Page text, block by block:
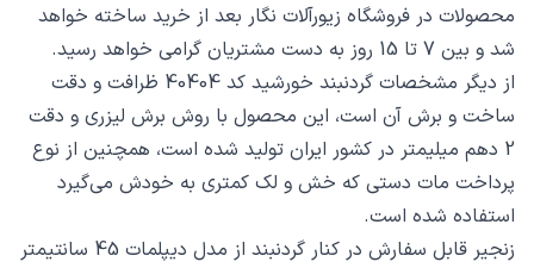
محصولات در فروشگاه زیورآلات نگار بعد از خرید ساخته خواهد
شد و بین 7 تا 15 روز به دست مشتریان گرامی خواهد رسید.
از دیگر مشخصات گردنبند خورشید کد 40404 ظرافت و دقت
ساخت و برش آن است، این محصول با روش برش لیزری و دقت
2 دهم میلیمتر در کشور ایران تولید شده است، همچنین از نوع
پرداخت مات دستی که خش و لک کمتری به خودش می‌گیرد
استفاده شده است.
زنجیر قابل سفارش در کنار گردنبند از مدل دیپلمات 45 سانتیمتر